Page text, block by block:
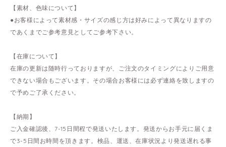
【素材、色味について】
●お客様によって素材感・サイズの感じ方は好みによって異なりますの
であくまでご参考意見としてご参考下さい。
【在庫について】
在庫の更新は随時行っておりますが、ご注文のタイミングによりご用意
できない場合もございます。その場合お客様には必ず連絡を致しますの
で予めご了承ください。
【納期】
ご入金確認後、7-15日間程で発送いたします。発送からお手元に届くま
で3-5日間お時間を頂きます。検品、運送、在庫状況より発送遅れる事